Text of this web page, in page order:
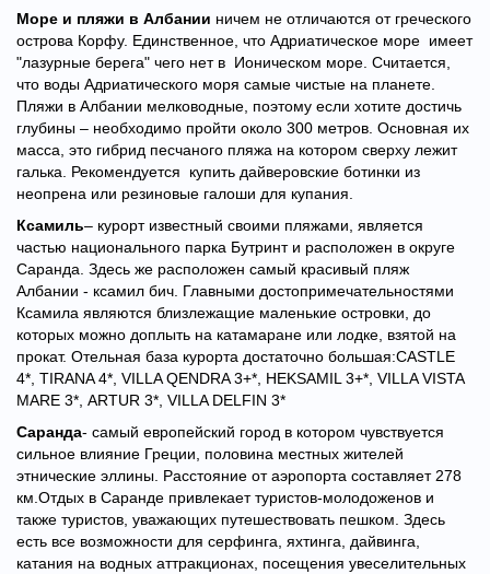
Море и пляжи в Албании ничем не отличаются от греческого
острова Корфу. Единственное, что Адриатическое море имеет
"лазурные берега" чего нет в Ионическом море. Считается,
что воды Адриатического моря самые чистые на планете.
Пляжи в Албании мелководные, поэтому если хотите достичь
глубины – необходимо пройти около 300 метров. Основная их
масса, это гибрид песчаного пляжа на котором сверху лежит
галька. Рекомендуется купить дайверовские ботинки из
неопрена или резиновые галоши для купания.
Ксамиль– курорт известный своими пляжами, является
частью национального парка Бутринт и расположен в округе
Саранда. Здесь же расположен самый красивый пляж
Албании - ксамил бич. Главными достопримечательностями
Ксамила являются близлежащие маленькие островки, до
которых можно доплыть на катамаране или лодке, взятой на
прокат. Отельная база курорта достаточно большая:CASTLE
4*, TIRANA 4*, VILLA QENDRA 3+*, HEKSAMIL 3+*, VILLA VISTA
MARE 3*, ARTUR 3*, VILLA DELFIN 3*
Саранда- самый европейский город в котором чувствуется
сильное влияние Греции, половина местных жителей
этнические эллины. Расстояние от аэропорта составляет 278
км.Отдых в Саранде привлекает туристов-молодоженов и
также туристов, уважающих путешествовать пешком. Здесь
есть все возможности для серфинга, яхтинга, дайвинга,
катания на водных аттракционах, посещения увеселительных